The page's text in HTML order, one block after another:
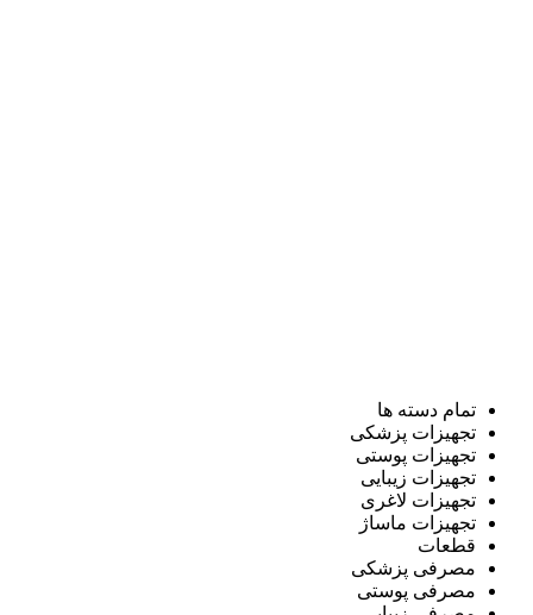
تمام دسته ها
تجهیزات پزشکی
تجهیزات پوستی
تجهیزات زیبایی
تجهیزات لاغری
تجهیزات ماساژ
قطعات
مصرفی پزشکی
مصرفی پوستی